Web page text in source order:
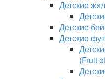
Детские
Детские
Детские
(Fruit